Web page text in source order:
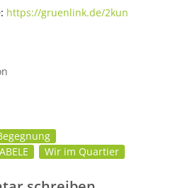
https://gruenlink.de/2kun
Wir im Quartier